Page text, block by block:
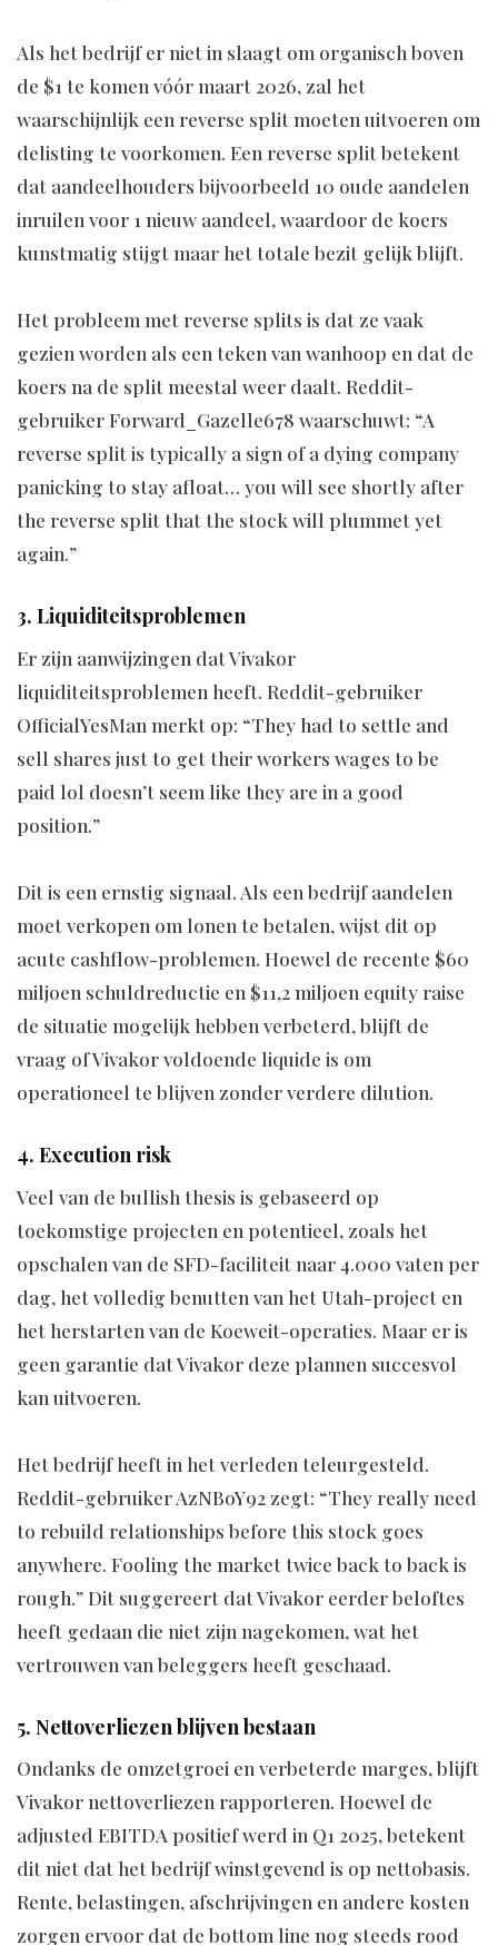
Als het bedrijf er niet in slaagt om organisch boven
de $1 te komen vóór maart 2026, zal het
waarschijnlijk een reverse split moeten uitvoeren om
delisting te voorkomen. Een reverse split betekent
dat aandeelhouders bijvoorbeeld 10 oude aandelen
inruilen voor 1 nieuw aandeel, waardoor de koers
kunstmatig stijgt maar het totale bezit gelijk blijft.
Het probleem met reverse splits is dat ze vaak
gezien worden als een teken van wanhoop en dat de
koers na de split meestal weer daalt. Reddit-
gebruiker Forward_Gazelle678 waarschuwt: “A
reverse split is typically a sign of a dying company
panicking to stay afloat… you will see shortly after
the reverse split that the stock will plummet yet
again.”
3. Liquiditeitsproblemen
Er zijn aanwijzingen dat Vivakor
liquiditeitsproblemen heeft. Reddit-gebruiker
OfficialYesMan merkt op: “They had to settle and
sell shares just to get their workers wages to be
paid lol doesn’t seem like they are in a good
position.”
Dit is een ernstig signaal. Als een bedrijf aandelen
moet verkopen om lonen te betalen, wijst dit op
acute cashflow-problemen. Hoewel de recente $60
miljoen schuldreductie en $11,2 miljoen equity raise
de situatie mogelijk hebben verbeterd, blijft de
vraag of Vivakor voldoende liquide is om
operationeel te blijven zonder verdere dilution.
4. Execution risk
Veel van de bullish thesis is gebaseerd op
toekomstige projecten en potentieel, zoals het
opschalen van de SFD-faciliteit naar 4.000 vaten per
dag, het volledig benutten van het Utah-project en
het herstarten van de Koeweit-operaties. Maar er is
geen garantie dat Vivakor deze plannen succesvol
kan uitvoeren.
Het bedrijf heeft in het verleden teleurgesteld.
Reddit-gebruiker AzNBoY92 zegt: “They really need
to rebuild relationships before this stock goes
anywhere. Fooling the market twice back to back is
rough.” Dit suggereert dat Vivakor eerder beloftes
heeft gedaan die niet zijn nagekomen, wat het
vertrouwen van beleggers heeft geschaad.
5. Nettoverliezen blijven bestaan
Ondanks de omzetgroei en verbeterde marges, blijft
Vivakor nettoverliezen rapporteren. Hoewel de
adjusted EBITDA positief werd in Q1 2025, betekent
dit niet dat het bedrijf winstgevend is op nettobasis.
Rente, belastingen, afschrijvingen en andere kosten
zorgen ervoor dat de bottom line nog steeds rood